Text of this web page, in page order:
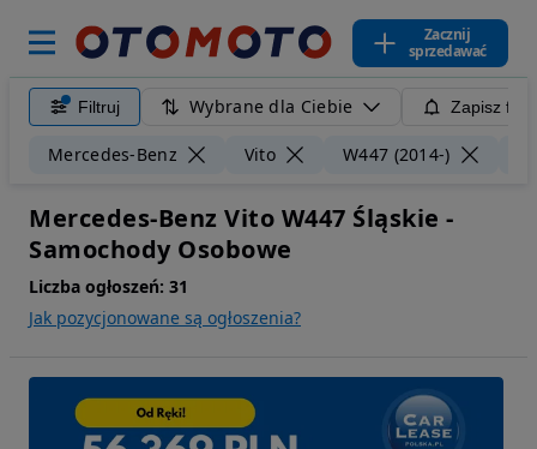
Zacznij
sprzedawać
Filtruj Wybrane dla Ciebie Zapisz
Mercedes-Benz Vito W447 (2014-)
Mercedes-Benz Vito W447 Śląskie -
Samochody Osobowe
Liczba ogłoszeń: 31
Jak pozycjonowane są ogłoszenia?